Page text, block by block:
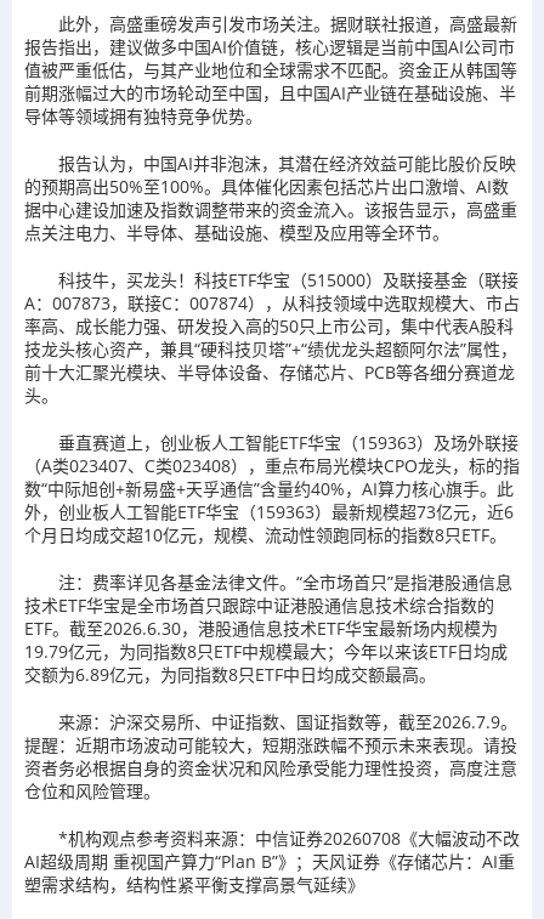
此外，高盛重磅发声引发市场关注。据财联社报道，高盛最新
报告指出，建议做多中国AI价值链，核心逻辑是当前中国AI公司市
值被严重低估，与其产业地位和全球需求不匹配。资金正从韩国等
前期涨幅过大的市场轮动至中国，且中国AI产业链在基础设施、半
导体等领域拥有独特竞争优势。
报告认为，中国AI并非泡沫，其潜在经济效益可能比股价反映
的预期高出50%至100%。具体催化因素包括芯片出口激增、AI数
据中心建设加速及指数调整带来的资金流入。该报告显示，高盛重
点关注电力、半导体、基础设施、模型及应用等全环节。
科技牛，买龙头！科技ETF华宝（515000）及联接基金（联接
A：007873，联接C：007874），从科技领域中选取规模大、市占
率高、成长能力强、研发投入高的50只上市公司，集中代表A股科
技龙头核心资产，兼具“硬科技贝塔”+“绩优龙头超额阿尔法”属性，
前十大汇聚光模块、半导体设备、存储芯片、PCB等各细分赛道龙
头。
垂直赛道上，创业板人工智能ETF华宝（159363）及场外联接
（A类023407、C类023408），重点布局光模块CPO龙头，标的指
数“中际旭创+新易盛+天孚通信”含量约40%，AI算力核心旗手。此
外，创业板人工智能ETF华宝（159363）最新规模超73亿元，近6
个月日均成交超10亿元，规模、流动性领跑同标的指数8只ETF。
注：费率详见各基金法律文件。“全市场首只”是指港股通信息
技术ETF华宝是全市场首只跟踪中证港股通信息技术综合指数的
ETF。截至2026.6.30，港股通信息技术ETF华宝最新场内规模为
19.79亿元，为同指数8只ETF中规模最大；今年以来该ETF日均成
交额为6.89亿元，为同指数8只ETF中日均成交额最高。
来源：沪深交易所、中证指数、国证指数等，截至2026.7.9。
提醒：近期市场波动可能较大，短期涨跌幅不预示未来表现。请投
资者务必根据自身的资金状况和风险承受能力理性投资，高度注意
仓位和风险管理。
*机构观点参考资料来源：中信证券20260708《大幅波动不改
AI超级周期 重视国产算力“Plan B”》；天风证券《存储芯片：AI重
塑需求结构，结构性紧平衡支撑高景气延续》